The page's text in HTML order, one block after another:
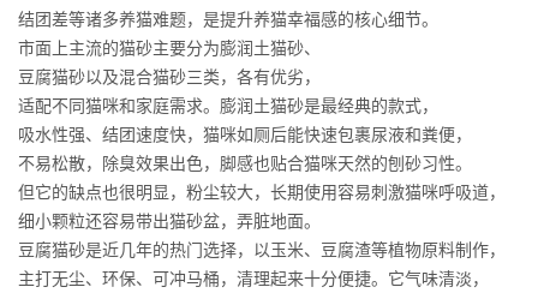
结团差等诸多养猫难题，是提升养猫幸福感的核心细节。
市面上主流的猫砂主要分为膨润土猫砂、
豆腐猫砂以及混合猫砂三类，各有优劣，
适配不同猫咪和家庭需求。膨润土猫砂是最经典的款式，
吸水性强、结团速度快，猫咪如厕后能快速包裹尿液和粪便，
不易松散，除臭效果出色，脚感也贴合猫咪天然的刨砂习性。
但它的缺点也很明显，粉尘较大，长期使用容易刺激猫咪呼吸道，
细小颗粒还容易带出猫砂盆，弄脏地面。
豆腐猫砂是近几年的热门选择，以玉米、豆腐渣等植物原料制作，
主打无尘、环保、可冲马桶，清理起来十分便捷。它气味清淡，